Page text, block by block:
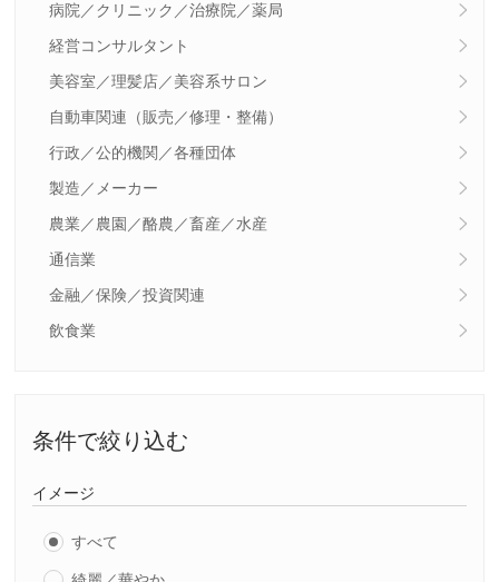
病院／クリニック／治療院／薬局
経営コンサルタント
美容室／理髪店／美容系サロン
自動車関連（販売／修理・整備）
行政／公的機関／各種団体
製造／メーカー
農業／農園／酪農／畜産／水産
通信業
金融／保険／投資関連
飲食業
条件で絞り込む
イメージ
すべて